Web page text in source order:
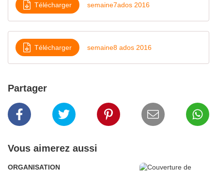
Télécharger semaine7ados 2016
Télécharger semaine8 ados 2016
Partager
Vous aimerez aussi
ORGANISATION